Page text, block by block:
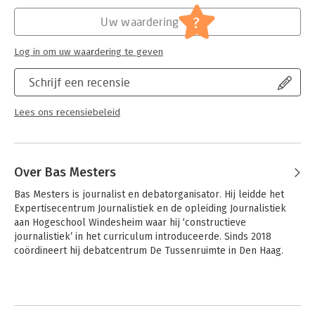
Mens en maatschappij
Schrijf een recensie
Lees ons recensiebeleid
Uw waardering ?
Log in om uw waardering te geven
Over Bas Mesters
Bas Mesters is journalist en debatorganisator. Hij leidde het
Expertisecentrum Journalistiek en de opleiding Journalistiek
aan Hogeschool Windesheim waar hij ‘constructieve
journalistiek’ in het curriculum introduceerde. Sinds 2018
coördineert hij debatcentrum De Tussenruimte in Den Haag.